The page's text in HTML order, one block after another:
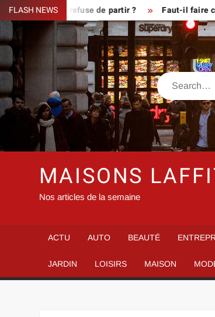
Skip
to
content
FLASH NEWS
le fermier refuse de partir ? Faut-il faire
Search
MAISONS
Nos articles de la semaine
ACTU AUTO BEAUTÉ
JARDIN LOISIRS MAISON